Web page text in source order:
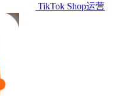
TikTok Shop运营